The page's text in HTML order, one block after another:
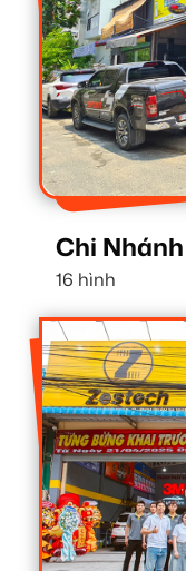
Chi Nhánh
16 hình